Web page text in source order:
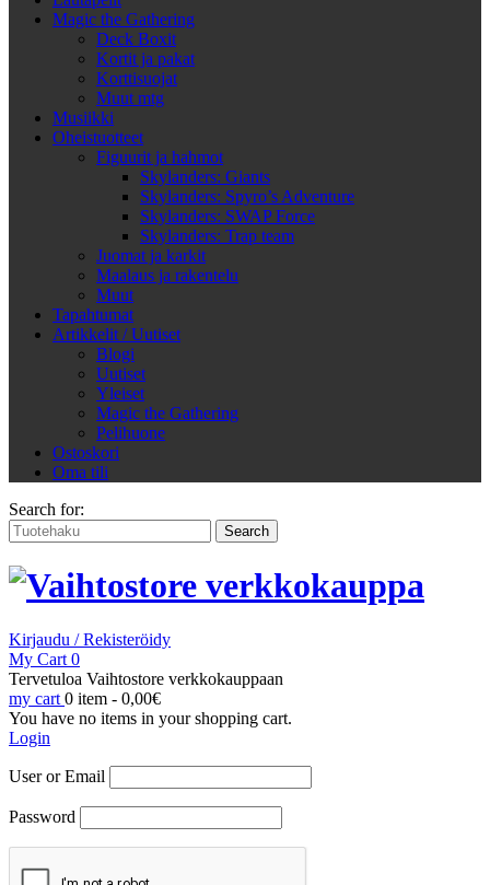
Magic the Gathering
Deck Boxit
Kortit ja pakat
Korttisuojat
Muut mtg
Musiikki
Oheistuotteet
Figuurit ja hahmot
Skylanders: Giants
Skylanders: Spyro’s Adventure
Skylanders: SWAP Force
Skylanders: Trap team
Juomat ja karkit
Maalaus ja rakentelu
Muut
Tapahtumat
Artikkelit / Uutiset
Blogi
Uutiset
Yleiset
Magic the Gathering
Pelihuone
Ostoskori
Oma tili
Search for:
Kirjaudu / Rekisteröidy
My Cart 0
Tervetuloa Vaihtostore verkkokauppaan
my cart 0 item - 0,00€
You have no items in your shopping cart.
Login
User or Email
Password